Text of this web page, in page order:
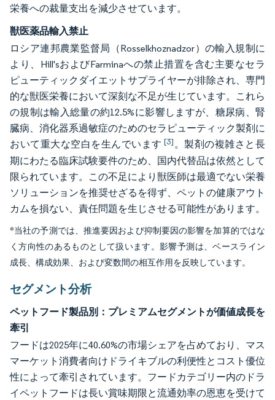
栄養への裁量支出を減少させています。
獣医薬品輸入禁止
ロシア連邦農業監督局（Rosselkhoznadzor）の輸入規制に
より、Hill'sおよびFarminaへの禁止措置を含む主要なセラ
ピューティックダイエットサプライヤーが排除され、専門
的な獣医栄養において深刻な不足が生じています。これら
の規制は輸入総量の約12.5%に影響しますが、糖尿病、腎
臓病、消化器系過敏症のためのセラピューティック製剤に
おいて重大な空白を生んでいます[3]。製剤の複雑さと長
期にわたる臨床試験要件のため、国内代替品は依然として
限られています。この不足により獣医師は最適でない栄養
ソリューションを推奨せざるを得ず、ペットの健康アウト
カムを損ない、責任問題を生じさせる可能性があります。
*当社の予測では、推進要因および抑制要因の影響を加算的ではな
く方向性のあるものとして扱います。影響予測は、ベースライン
成長、構成効果、および変数間の相互作用を反映しています。
セグメント分析
ペットフード製品別：プレミアムセグメントが価値成長を
牽引
フードは2025年に40.60%の市場シェアを占めており、マス
マーケット消費者向けドライキブルの利便性とコスト優位
性によって牽引されています。フードカテゴリー内のドラ
イペットフードは長い賞味期限と流通効率の恩恵を受けて